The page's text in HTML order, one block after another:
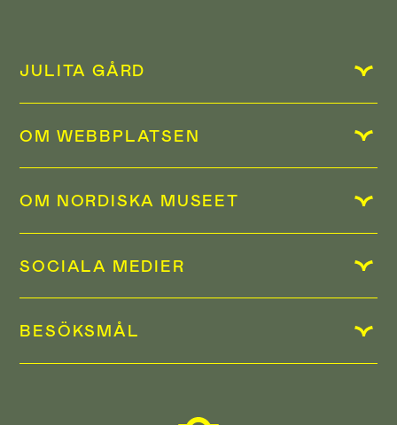
JULITA GÅRD
OM WEBBPLATSEN
OM NORDISKA MUSEET
SOCIALA MEDIER
BESÖKSMÅL